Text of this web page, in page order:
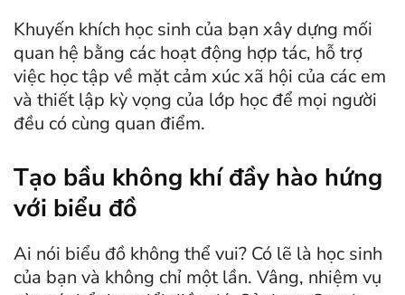
Khuyến khích học sinh của bạn xây dựng mối
quan hệ bằng các hoạt động hợp tác, hỗ trợ
việc học tập về mặt cảm xúc xã hội của các em
và thiết lập kỳ vọng của lớp học để mọi người
đều có cùng quan điểm.
Tạo bầu không khí đầy hào hứng
với biểu đồ
Ai nói biểu đồ không thể vui? Có lẽ là học sinh
của bạn và không chỉ một lần. Vâng, nhiệm vụ